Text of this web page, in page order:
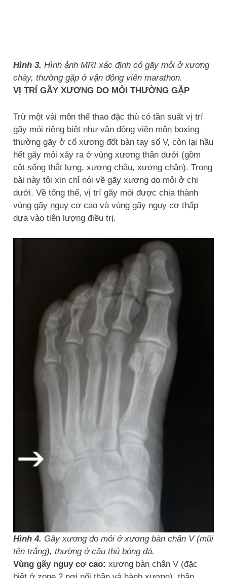
Hình 3. Hình ảnh MRI xác định có gãy mỏi ở xương
chày, thường gặp ở vận động viên marathon.
VỊ TRÍ GÃY XƯƠNG DO MỎI THƯỜNG GẶP
Trừ một vài môn thể thao đặc thù có tần suất vị trí
gãy mỏi riêng biệt như vận động viên môn boxing
thường gãy ở cổ xương đốt bàn tay số V, còn lại hầu
hết gãy mỏi xảy ra ở vùng xương thân dưới (gồm
cột sống thắt lưng, xương chậu, xương chân). Trong
bài này tôi xin chỉ nói về gãy xương do mỏi ở chi
dưới. Về tổng thể, vị trí gãy mỏi được chia thành
vùng gãy nguy cơ cao và vùng gãy nguy cơ thấp
dựa vào tiên lượng điều trị.
Hình 4. Gãy xương do mỏi ở xương bàn chân V (mũi
tên trắng), thường ở cầu thủ bóng đá.
Vùng gãy nguy cơ cao: xương bàn chân V (đặc